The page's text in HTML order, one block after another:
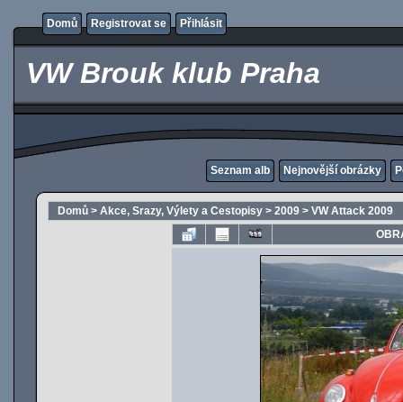
Domů Registrovat se Přihlásit
VW Brouk klub Praha
Seznam alb Nejnovější obrázky
Domů > Akce, Srazy, Výlety a Cestopisy > 2009 > VW Attack 2009